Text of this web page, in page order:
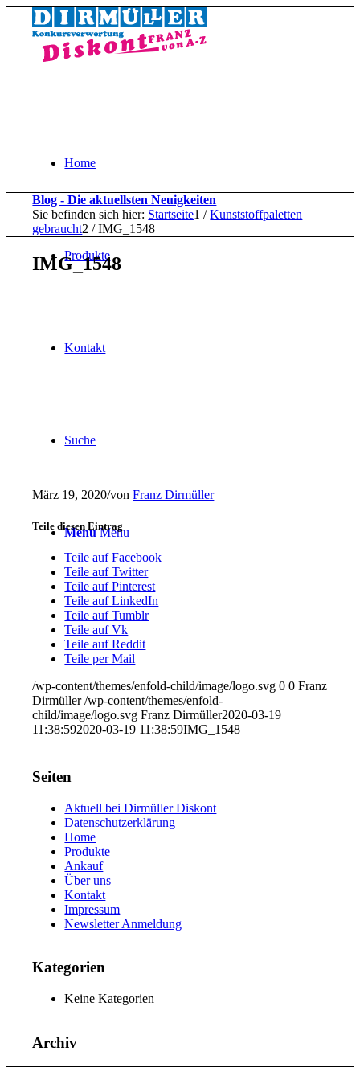
Home
Produkte
Kontakt
Suche
Menu Menu
Blog - Die aktuellsten Neuigkeiten
Sie befinden sich hier: Startseite1 / Kunststoffpaletten
gebraucht2 / IMG_1548
IMG_1548
März 19, 2020/vonFranz Dirmüller
Teile diesen Eintrag
Teile auf Facebook
Teile auf Twitter
Teile auf Pinterest
Teile auf LinkedIn
Teile auf Tumblr
Teile auf Vk
Teile auf Reddit
Teile per Mail
/wp-content/themes/enfold-child/image/logo.svg 0 0 Franz
Dirmüller /wp-content/themes/enfold-
child/image/logo.svg Franz Dirmüller2020-03-19
11:38:592020-03-19 11:38:59IMG_1548
Seiten
Aktuell bei Dirmüller Diskont
Datenschutzerklärung
Home
Produkte
Ankauf
Über uns
Kontakt
Impressum
Newsletter Anmeldung
Kategorien
Keine Kategorien
Archiv